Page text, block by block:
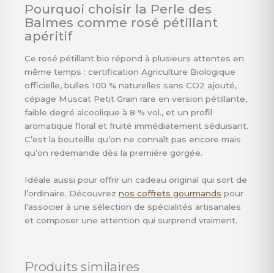
Pourquoi choisir la Perle des
Balmes comme rosé pétillant
apéritif
Ce rosé pétillant bio répond à plusieurs attentes en
même temps : certification Agriculture Biologique
officielle, bulles 100 % naturelles sans CO2 ajouté,
cépage Muscat Petit Grain rare en version pétillante,
faible degré alcoolique à 8 % vol., et un profil
aromatique floral et fruité immédiatement séduisant.
C’est la bouteille qu’on ne connaît pas encore mais
qu’on redemande dès la première gorgée.
Idéale aussi pour offrir un cadeau original qui sort de
l’ordinaire. Découvreznos coffrets gourmands pour
l’associer à une sélection de spécialités artisanales
et composer une attention qui surprend vraiment.
Produits similaires